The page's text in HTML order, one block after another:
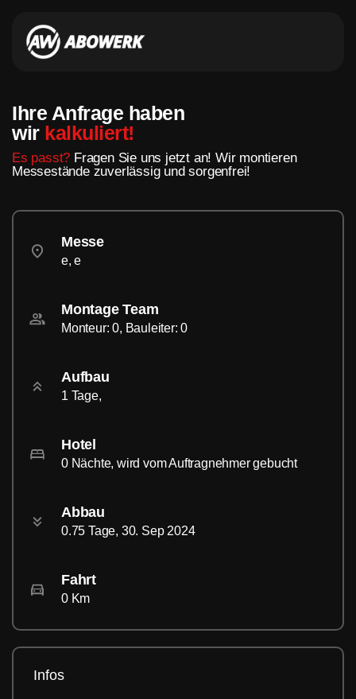
Ihre Anfrage haben
wir kalkuliert!
Es passt? Fragen Sie uns jetzt an! Wir montieren
Messestände zuverlässig und sorgenfrei!
Messe
e, e
Montage Team
Monteur: 0, Bauleiter: 0
Aufbau
1 Tage,
Hotel
0 Nächte, wird vom Auftragnehmer gebucht
Abbau
0.75 Tage, 30. Sep 2024
Fahrt
0 Km
Infos